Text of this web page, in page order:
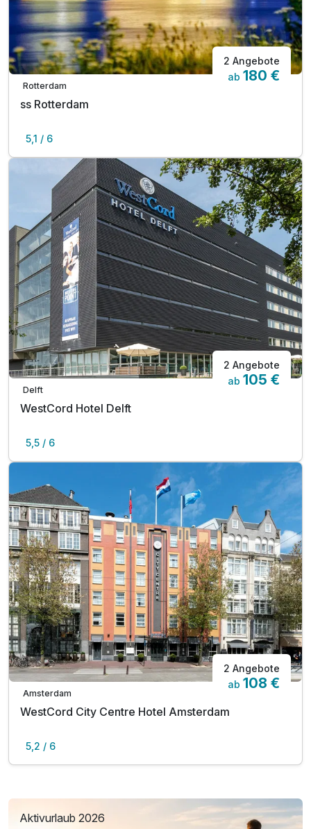
Rotterdam
2 Angebote
ab 180 €
ss Rotterdam
5,1 / 6
Delft
2 Angebote
ab 105 €
WestCord Hotel Delft
5,5 / 6
Amsterdam
2 Angebote
ab 108 €
WestCord City Centre Hotel Amsterdam
5,2 / 6
Aktivurlaub 2026